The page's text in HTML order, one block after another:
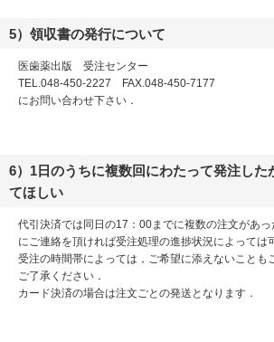
5）領収書の発行について
医歯薬出版 受注センター
TEL.048-450-2227 FAX.048-450-7177
にお問い合わせ下さい．
6）1日のうちに複数回にわたって発注した
てほしい
代引決済では同日の17：00までに複数の注文があ
にご連絡を頂ければ受注処理の進捗状況によっては
受注の時間帯によっては，ご希望に添えないことも
ご了承ください．
カード決済の場合は注文ごとの発送となります．